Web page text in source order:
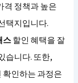
격 정책과 높은
택지입니다.
스할인 혜택을 잘
습니다. 또한,
확인하는 과정은